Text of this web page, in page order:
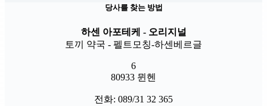
당사를 찾는 방법
하센 아포테케 - 오리지널
토끼 약국 - 펠트모칭-하센베르글
6
80933 뮌헨
전화: 089/31 32 365